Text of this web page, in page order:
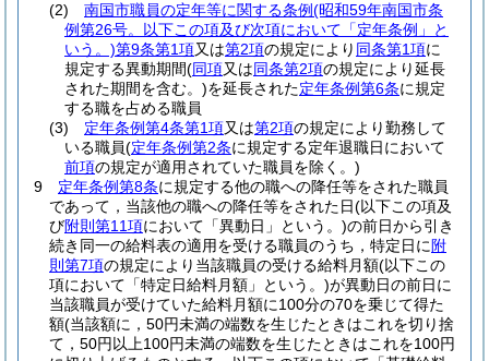
(2)
南国市職員の定年等に関する条例(昭和59年南国市条
例第26号。以下この項及び次項において「定年条例」と
いう。)第9条第1項又は第2項の規定により 同条第1項に
規定する異動期間(同項又は同条第2項の規定により延長
された期間を含む。)を延長された定年条例第6条に規定
する職を占める職員
(3)
定年条例第4条第1項又は第2項の規定により勤務して
いる職員(定年条例第2条に規定する定年退職日において
前項の規定が適用されていた職員を除く。)
9
定年条例第8条に規定する他の職への降任等をされた職員
であって，当該他の職への降任等をされた日(以下この項及
び附則第11項において「異動日」という。)の前日から引き
続き同一の給料表の適用を受ける職員のうち，特定日に 附
則第7項の規定により当該職員の受ける給料月額(以下この
項において「特定日給料月額」という。)が異動日の前日に
当該職員が受けていた給料月額に100分の70を乗じて得た
額(当該額に，50円未満の端数を生じたときはこれを切り捨
て，50円以上100円未満の端数を生じたときはこれを100円